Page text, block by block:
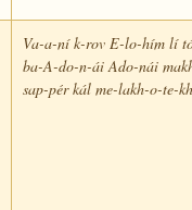
Va-a-ní k-rov E-lo-hím lí
ba-A-do-n-ái Ado-nái
sap-pér kál me-lakh-o-te-